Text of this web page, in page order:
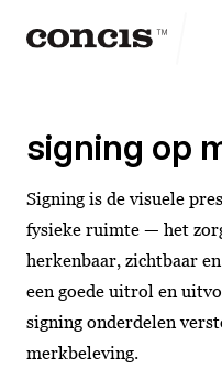
reclame
studio
signing op
Signing is de visuele
fysieke ruimte — het
herkenbaar, zichtbaar
een goede uitrol en
signing onderdelen
merkbeleving.